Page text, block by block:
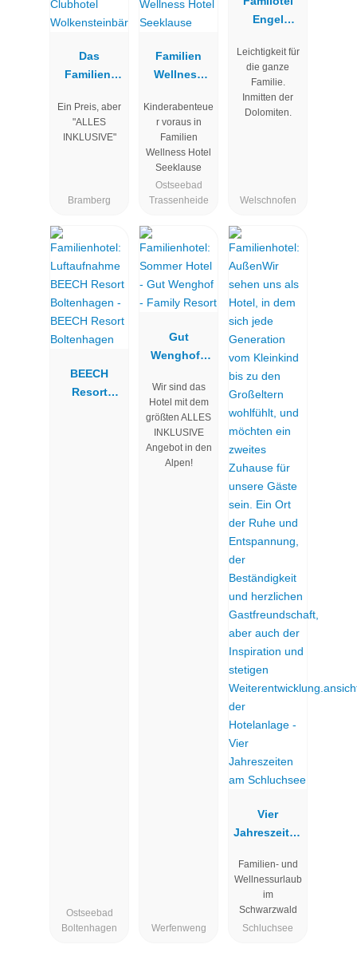
Das
Familien-
Wolkenstein
bär
Ein Preis, aber
"ALLES
INKLUSIVE"
Bramberg
Familien
Wellness
Seeklause
Kinderabenteue
r voraus in
Familien
Wellness Hotel
Seeklause
Ostseebad
Trassenheide
Engel
Leichtigkeit für
die ganze
Familie.
Inmitten der
Dolomiten.
Welschnofen
BEECH
Resort
Ostseebad
Boltenhagen
Gut
Wenghof -
Resort
Wir sind das
Hotel mit dem
größten ALLES
INKLUSIVE
Angebot in den
Alpen!
Werfenweng
Vier
Jahreszeiten
Schluchsee
Familien- und
Wellnessurlaub
im
Schwarzwald
Schluchsee